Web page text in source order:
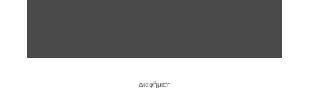
- Διαφήμιση -